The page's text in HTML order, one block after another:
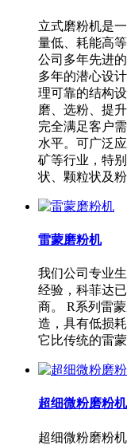
立式磨粉机是
量低、耗能高
公司多年先进
多年的潜心设
理可靠的结构
磨、选粉、提
完全满足客户
水平。可广泛
矿等行业，特
状、颗粒状及
雷蒙磨粉机
我们公司专业
经验，科菲达
商。 R系列雷
造，具有低损
它比传统的雷
超细微粉磨粉机
超细微粉磨粉